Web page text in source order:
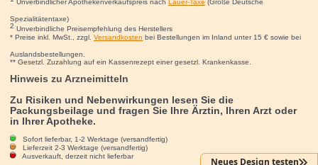
Neues Design testen
Unverbindlicher Apothekenverkaufspreis nach Lauer-Taxe (Große Deutsche
Spezialitätentaxe)
2 Unverbindliche Preisempfehlung des Herstellers
* Preise inkl. MwSt., zzgl. Versandkosten bei Bestellungen im Inland unter 15 €sowie bei
Auslandsbestellungen.
** Gesetzl. Zuzahlung auf ein Kassenrezept einer gesetzl. Krankenkasse.
Hinweis zu Arzneimitteln
Zu Risiken und Nebenwirkungen lesen Sie die
Packungsbeilage und fragen Sie Ihre Ärztin, Ihren Arzt oder
in Ihrer Apotheke.
Sofort lieferbar, 1-2 Werktage (versandfertig)
Lieferzeit 2-3 Werktage (versandfertig)
Ausverkauft, derzeit nicht lieferbar